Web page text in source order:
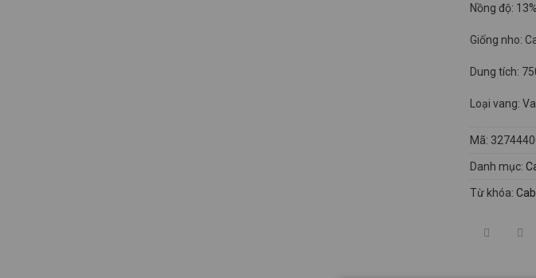
Nồng độ: 13%
Giống nho:
Dung tích:
Loại vang:
Mã:
Danh mục:
Từ khóa: